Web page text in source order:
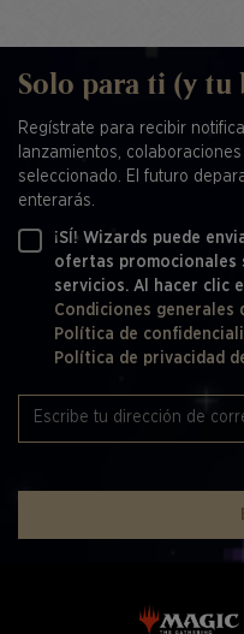
Solo para ti (y tu
Regístrate para recibir
lanzamientos,
seleccionado. El futuro
enterarás.
¡SÍ! Wizards puede
ofertas promocionales
servicios. Al hacer clic
Condiciones generales
Política de
Política de privacidad